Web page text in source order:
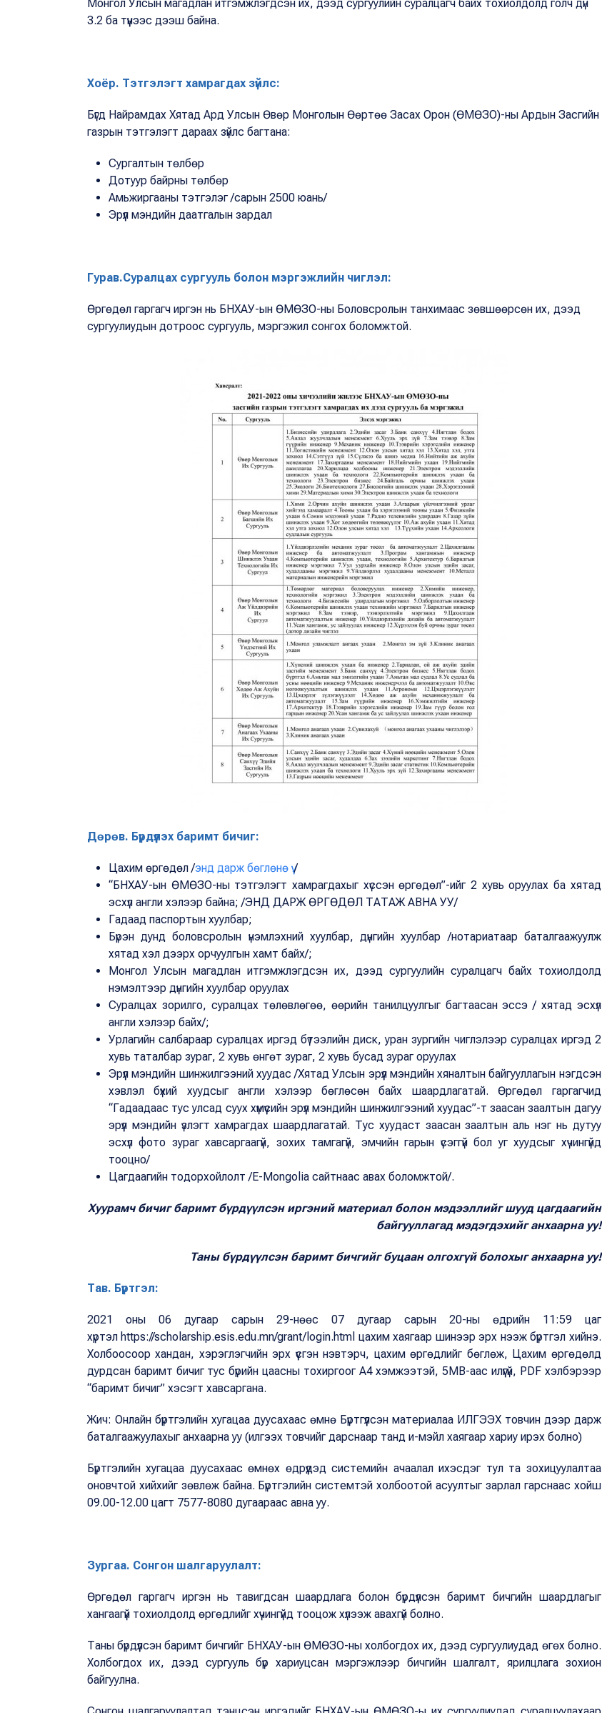
Монгол Улсын магадлан итгэмжлэгдсэн их, дээд сургуулийн суралцагч байх тохиолдолд голч дүн
3.2 ба түүнээс дээш байна.
Хоёр. Тэтгэлэгт хамрагдах зүйлс:
Бүгд Найрамдах Хятад Ард Улсын Өвөр Монголын Өөртөө Засах Орон (ӨМӨЗО)-ны Ардын Засгийн
газрын тэтгэлэгт дараах зүйлс багтана:
Сургалтын төлбөр
Дотуур байрны төлбөр
Амьжиргааны тэтгэлэг /сарын 2500 юань/
Эрүүл мэндийн даатгалын зардал
Гурав.Суралцах сургууль болон мэргэжлийн чиглэл:
Өргөдөл гаргагч иргэн нь БНХАУ-ын ӨМӨЗО-ны Боловсролын танхимаас зөвшөөрсөн их, дээд
сургуулиудын дотроос сургууль, мэргэжил сонгох боломжтой.
Дөрөв. Бүрдүүлэх баримт бичиг:
Цахим өргөдөл /энд дарж бөглөнө үү./
“БНХАУ-ын ӨМӨЗО-ны тэтгэлэгт хамрагдахыг хүссэн өргөдөл”-ийг 2 хувь оруулах ба хятад
эсхүл англи хэлээр байна; /ЭНД ДАРЖ ӨРГӨДӨЛ ТАТАЖ АВНА УУ/
Гадаад паспортын хуулбар;
Бүрэн дунд боловсролын үнэмлэхний хуулбар, дүнгийн хуулбар /нотариатаар баталгаажуулж
хятад хэл дээрх орчуулгын хамт байх/;
Монгол Улсын магадлан итгэмжлэгдсэн их, дээд сургуулийн суралцагч байх тохиолдолд
нэмэлтээр дүнгийн хуулбар оруулах
Суралцах зорилго, суралцах төлөвлөгөө, өөрийн танилцуулгыг багтаасан эссэ / хятад эсхүл
англи хэлээр байх/;
Урлагийн салбараар суралцах иргэд бүтээлийн диск, уран зургийн чиглэлээр суралцах иргэд 2
хувь таталбар зураг, 2 хувь өнгөт зураг, 2 хувь бусад зураг оруулах
Эрүүл мэндийн шинжилгээний хуудас /Хятад Улсын эрүүл мэндийн хяналтын байгууллагын нэгдсэн
хэвлэл бүхий хуудсыг англи хэлээр бөглөсөн байх шаардлагатай. Өргөдөл гаргагчид
“Гадаадаас тус улсад суух хүмүүсийн эрүүл мэндийн шинжилгээний хуудас”-т заасан заалтын дагуу
эрүүл мэндийн үзлэгт хамрагдах шаардлагатай. Тус хуудаст заасан заалтын аль нэг нь дутуу
эсхүл фото зураг хавсаргаагүй, зохих тамгагүй, эмчийн гарын үсэггүй бол уг хуудсыг хүчингүйд
тооцно/
Цагдаагийн тодорхойлолт /E-Mongolia сайтнаас авах боломжтой/.
Хуурамч бичиг баримт бүрдүүлсэн иргэний материал болон мэдээллийг шууд цагдаагийн
байгууллагад мэдэгдэхийг анхаарна уу!
Таны бүрдүүлсэн баримт бичгийг буцаан олгохгүй болохыг анхаарна уу!
Тав. Бүртгэл:
2021 оны 06 дугаар сарын 29-нөөс 07 дугаар сарын 20-ны өдрийн 11:59 цаг
хүртэл https://scholarship.esis.edu.mn/grant/login.html цахим хаягаар шинээр эрх нээж бүртгэл хийнэ.
Холбоосоор хандан, хэрэглэгчийн эрх үүсгэн нэвтэрч, цахим өргөдлийг бөглөж, Цахим өргөдөлд
дурдсан баримт бичиг тус бүрийн цаасны тохиргоог А4 хэмжээтэй, 5МB-аас илүүгүй, PDF хэлбэрээр
“баримт бичиг” хэсэгт хавсаргана.
Жич: Онлайн бүртгэлийн хугацаа дуусахаас өмнө Бүртгүүлсэн материалаа ИЛГЭЭХ товчин дээр дарж
баталгаажуулахыг анхаарна уу (илгээх товчийг дарснаар танд и-мэйл хаягаар хариу ирэх болно)
Бүртгэлийн хугацаа дуусахаас өмнөх өдрүүдэд системийн ачаалал ихэсдэг тул та зохицуулалтаа
оновчтой хийхийг зөвлөж байна. Бүртгэлийн системтэй холбоотой асуултыг зарлал гарснаас хойш
09.00-12.00 цагт 7577-8080 дугаараас авна уу.
Зургаа. Сонгон шалгаруулалт:
Өргөдөл гаргагч иргэн нь тавигдсан шаардлага болон бүрдүүлсэн баримт бичгийн шаардлагыг
хангаагүй тохиолдолд өргөдлийг хүчингүйд тооцож хүлээж авахгүй болно.
Таны бүрдүүлсэн баримт бичгийг БНХАУ-ын ӨМӨЗО-ны холбогдох их, дээд сургуулиудад өгөх болно.
Холбогдох их, дээд сургууль бүр хариуцсан мэргэжлээр бичгийн шалгалт, ярилцлага зохион
байгуулна.